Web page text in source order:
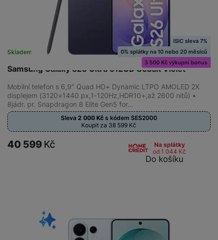
Samsung Galaxy S26 Ultra 512GB Cobalt Violet
Skladem na 8 prodejnách
ISIC sleva 7%
0% splátky na 10 nebo 20 měsíců
3 500 Kč výkupní bonus
Mobilní telefon s 6,9" Quad HD+ Dynamic LTPO AMOLED 2X
displejem (3120×1440 px,1-120Hz,HDR10+,až 2600 nitů) •
8jádr. pr. Snapdragon 8 Elite Gen5 for…
Sleva 2 000 Kčs kódem SES2000
Koupit za 38 599 Kč
40 599 Kč
Na splátky
od 1 044 Kč
Do košíku